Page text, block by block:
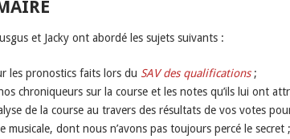
et Jacky ont abordé les sujets suivants :
les pronostics faits lors du SAV des qualifications;
nos chroniqueurs sur la course et les notes qu’ils lui ont
de la course au travers des résultats de vos votes
musicale, dont nous n’avons pas toujours percé le secret ;